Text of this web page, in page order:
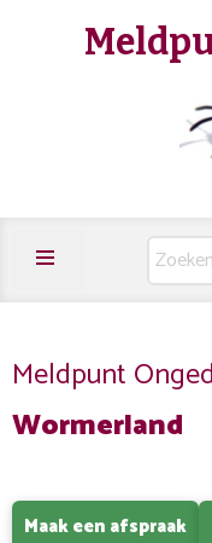
Meldpunt
Wormerland
Maak een afspraak